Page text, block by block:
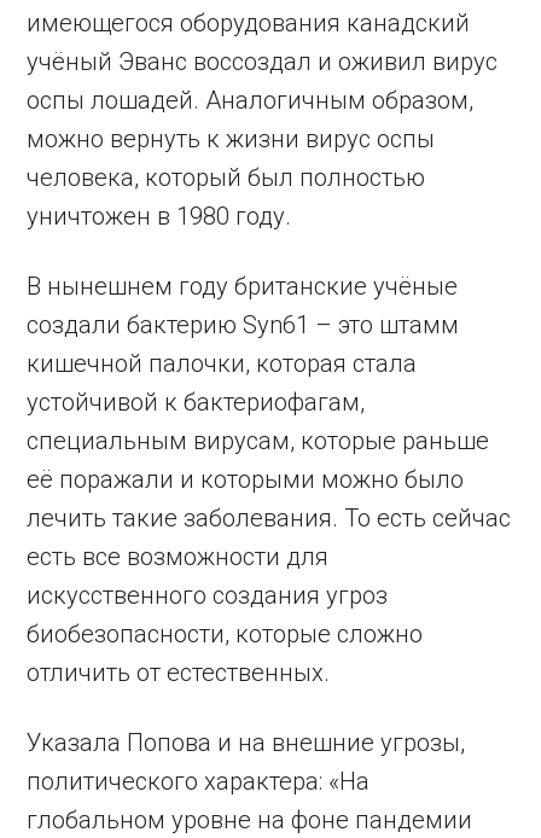
имеющегося оборудования канадский
учёный Эванс воссоздал и оживил вирус
оспы лошадей. Аналогичным образом,
можно вернуть к жизни вирус оспы
человека, который был полностью
уничтожен в 1980 году.
В нынешнем году британские учёные
создали бактерию Syn61 – это штамм
кишечной палочки, которая стала
устойчивой к бактериофагам,
специальным вирусам, которые раньше
её поражали и которыми можно было
лечить такие заболевания. То есть сейчас
есть все возможности для
искусственного создания угроз
биобезопасности, которые сложно
отличить от естественных.
Указала Попова и на внешние угрозы,
политического характера: «На
глобальном уровне на фоне пандемии